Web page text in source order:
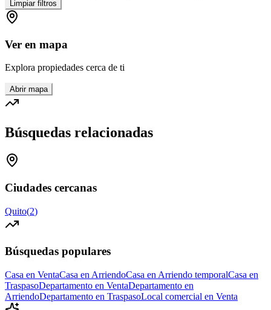
Limpiar filtros
Ver en mapa
Explora propiedades cerca de ti
Abrir mapa
Búsquedas relacionadas
Ciudades cercanas
Quito(2)
Búsquedas populares
Casa en VentaCasa en ArriendoCasa en Arriendo temporalCasa en
TraspasoDepartamento en VentaDepartamento en
ArriendoDepartamento en TraspasoLocal comercial en Venta